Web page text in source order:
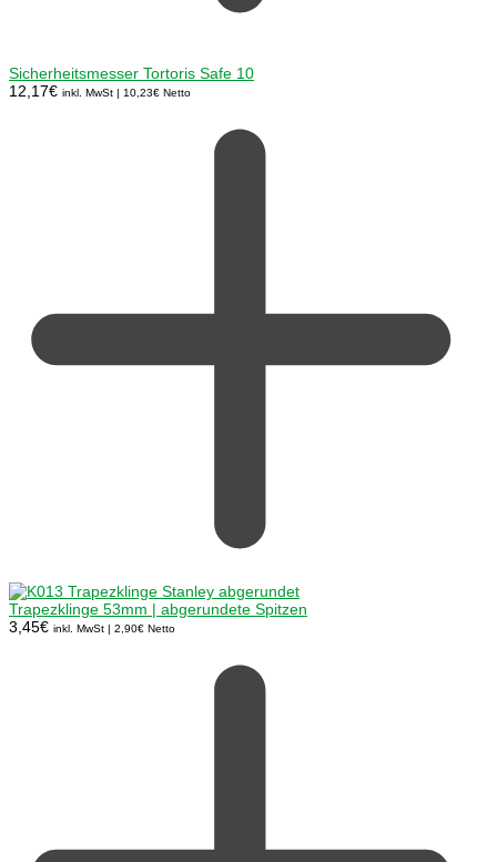
Sicherheitsmesser Tortoris Safe 10
12,17€ inkl. MwSt | 10,23€ Netto
Trapezklinge 53mm | abgerundete Spitzen
3,45€ inkl. MwSt | 2,90€ Netto